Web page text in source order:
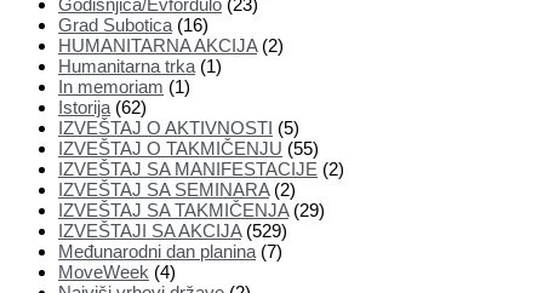
Grad Subotica (16)
HUMANITARNA AKCIJA(2)
Humanitarna trka (1)
In memoriam (1)
Istorija (62)
IZVEŠTAJ O AKTIVNOSTI (5)
IZVEŠTAJ O TAKMIČENJU (55)
IZVEŠTAJ SA MANIFESTACIJE (2)
IZVEŠTAJ SA SEMINARA(2)
IZVEŠTAJ SA TAKMIČENJA(29)
IZVEŠTAJI SA AKCIJA(529)
Međunarodni dan planina (7)
MoveWeek (4)